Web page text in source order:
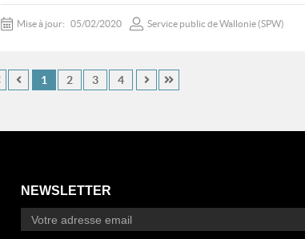
Mise à jour: 05/02/2020 Service public de Wallonie (SPW)
1 2 3 4
NEWSLETTER